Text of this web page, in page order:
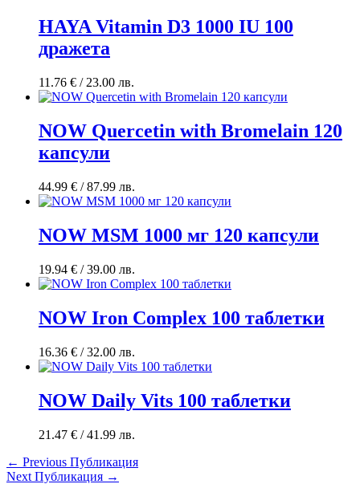
HAYA Vitamin D3 1000 IU 100
дражета
11.76 € / 23.00 лв.
NOW Quercetin with Bromelain 120
капсули
44.99 € / 87.99 лв.
NOW MSM 1000 мг 120 капсули
19.94 € / 39.00 лв.
NOW Iron Complex 100 таблетки
16.36 € / 32.00 лв.
NOW Daily Vits 100 таблетки
21.47 € / 41.99 лв.
← Previous Публикация
Next Публикация →